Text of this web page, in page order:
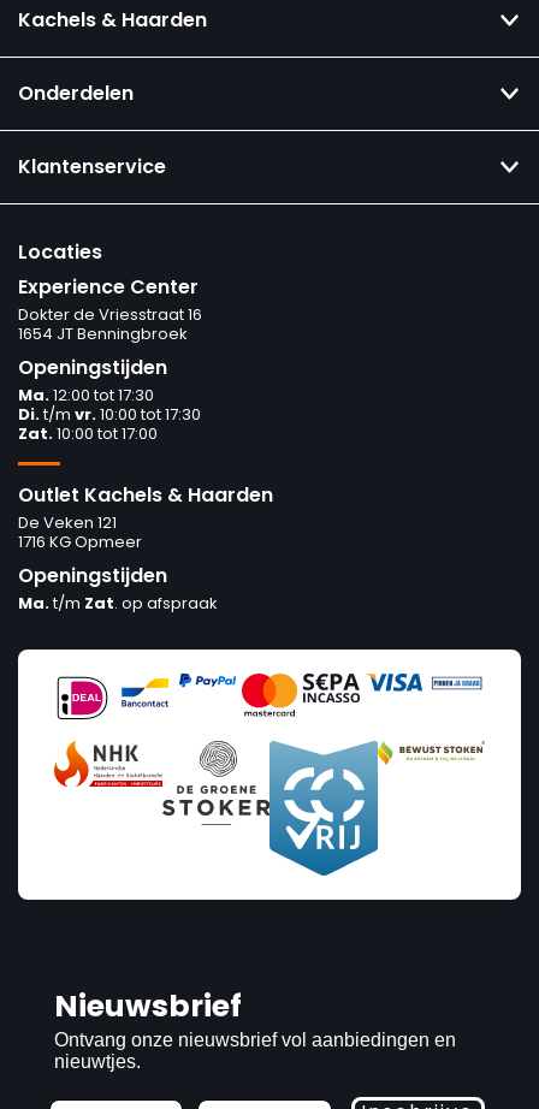
Kachels & Haarden
Onderdelen
Klantenservice
Locaties
Experience Center
Dokter de Vriesstraat 16
1654 JT Benningbroek
Openingstijden
Ma.12:00 tot 17:30
Di.t/m vr.10:00 tot 17:30
Zat.10:00 tot 17:00
Outlet Kachels & Haarden
De Veken 121
1716 KG Opmeer
Openingstijden
Ma.t/m Zat. op afspraak
Nieuwsbrief
Ontvang onze nieuwsbrief vol aanbiedingen en
nieuwtjes.